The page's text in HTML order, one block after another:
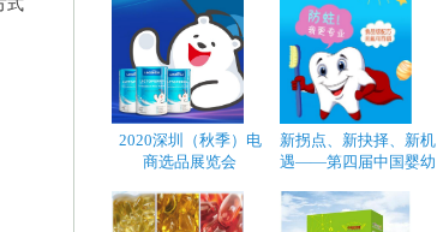
式
2020深圳（秋季）电
商选品展览会
新拐点、新抉择、新机
遇——第四届中国婴幼